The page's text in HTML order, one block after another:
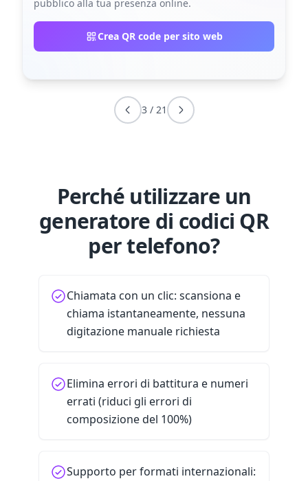
pubblico alla tua presenza online.
Crea QR code per sito web
3/ 21
Perché utilizzare un
generatore di codici QR
per telefono?
Chiamata con un clic: scansiona e
chiama istantaneamente, nessuna
digitazione manuale richiesta
Elimina errori di battitura e numeri
errati (riduci gli errori di
composizione del 100%)
Supporto per formati internazionali: